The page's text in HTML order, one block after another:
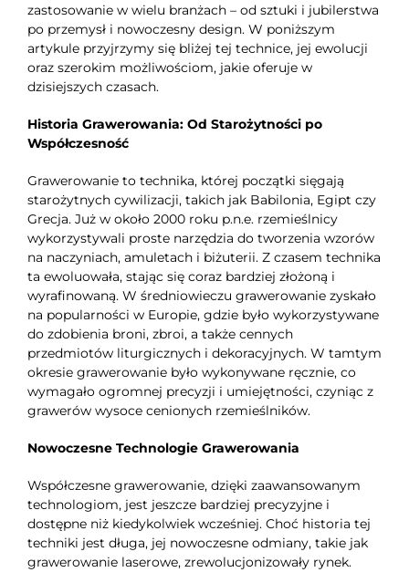
zastosowanie w wielu branżach – od sztuki i jubilerstwa
po przemysł i nowoczesny design. W poniższym
artykule przyjrzymy się bliżej tej technice, jej ewolucji
oraz szerokim możliwościom, jakie oferuje w
dzisiejszych czasach.
Historia Grawerowania: Od Starożytności po
Współczesność
Grawerowanie to technika, której początki sięgają
starożytnych cywilizacji, takich jak Babilonia, Egipt czy
Grecja. Już w około 2000 roku p.n.e. rzemieślnicy
wykorzystywali proste narzędzia do tworzenia wzorów
na naczyniach, amuletach i biżuterii. Z czasem technika
ta ewoluowała, stając się coraz bardziej złożoną i
wyrafinowaną. W średniowieczu grawerowanie zyskało
na popularności w Europie, gdzie było wykorzystywane
do zdobienia broni, zbroi, a także cennych
przedmiotów liturgicznych i dekoracyjnych. W tamtym
okresie grawerowanie było wykonywane ręcznie, co
wymagało ogromnej precyzji i umiejętności, czyniąc z
grawerów wysoce cenionych rzemieślników.
Nowoczesne Technologie Grawerowania
Współczesne grawerowanie, dzięki zaawansowanym
technologiom, jest jeszcze bardziej precyzyjne i
dostępne niż kiedykolwiek wcześniej. Choć historia tej
techniki jest długa, jej nowoczesne odmiany, takie jak
grawerowanie laserowe, zrewolucjonizowały rynek.